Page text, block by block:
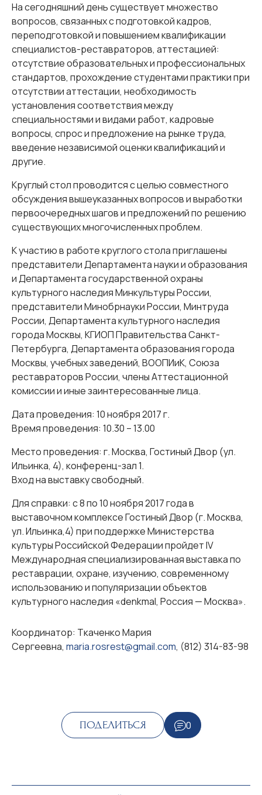
На сегодняшний день существует множество
вопросов, связанных с подготовкой кадров,
переподготовкой и повышением квалификации
специалистов-реставраторов, аттестацией:
отсутствие образовательных и профессиональных
стандартов, прохождение студентами практики при
отсутствии аттестации, необходимость
установления соответствия между
специальностями и видами работ, кадровые
вопросы, спрос и предложение на рынке труда,
введение независимой оценки квалификаций и
другие.
Круглый стол проводится с целью совместного
обсуждения вышеуказанных вопросов и выработки
первоочередных шагов и предложений по решению
существующих многочисленных проблем.
К участию в работе круглого стола приглашены
представители Департамента науки и образования
и Департамента государственной охраны
культурного наследия Минкультуры России,
представители Минобрнауки России, Минтруда
России, Департамента культурного наследия
города Москвы, КГИОП Правительства Санкт-
Петербурга, Департамента образования города
Москвы, учебных заведений, ВООПИиК, Союза
реставраторов России, члены Аттестационной
комиссии и иные заинтересованные лица.
Дата проведения: 10 ноября 2017 г.
Время проведения: 10.30 – 13.00
Место проведения: г. Москва, Гостиный Двор (ул.
Ильинка, 4), конференц-зал 1.
Вход на выставку свободный.
Для справки: с 8 по 10 ноября 2017 года в
выставочном комплексе Гостиный Двор (г. Москва,
ул. Ильинка,4) при поддержке Министерства
культуры Российской Федерации пройдет IV
Международная специализированная выставка по
реставрации, охране, изучению, современному
использованию и популяризации объектов
культурного наследия «denkmal, Россия — Москва».
Координатор: Ткаченко Мария
Сергеевна, maria.rosrest@gmail.com, (812) 314-83-98
ПОДЕЛИТЬСЯ 0